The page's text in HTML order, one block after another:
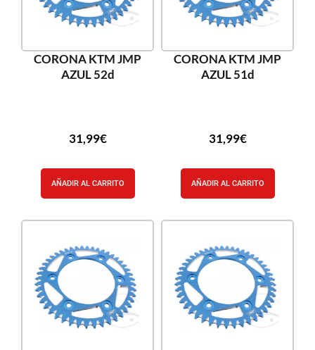
CORONA KTM JMP
AZUL 52d
31,99€
AÑADIR AL CARRITO
CORONA KTM JMP
AZUL 51d
31,99€
AÑADIR AL CARRITO